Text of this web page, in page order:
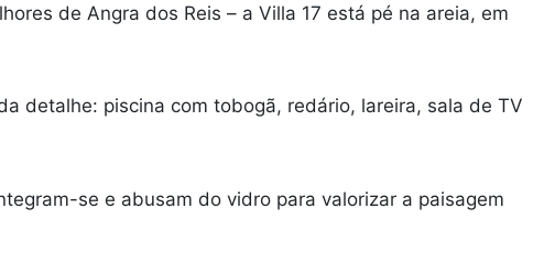
de Angra dos Reis – a Villa 17 está pé na areia, em
detalhe: piscina com tobogã, redário, lareira, sala de TV
se e abusam do vidro para valorizar a paisagem